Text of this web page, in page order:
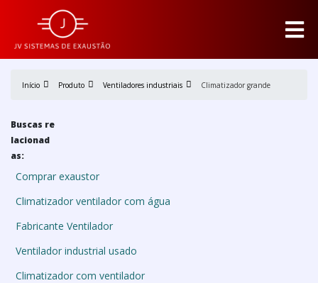
Início Produto Ventiladores industriais Climatizador grande
Buscas re
lacionad
as:
Comprar exaustor
Climatizador ventilador com água
Fabricante Ventilador
Ventilador industrial usado
Climatizador com ventilador